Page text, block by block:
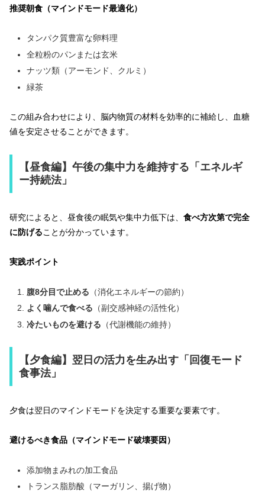
推奨朝食（マインドモード最適化）
タンパク質豊富な卵料理
全粒粉のパンまたは玄米
ナッツ類（アーモンド、クルミ）
緑茶
この組み合わせにより、脳内物質の材料を効率的に補給し、血糖
値を安定させることができます。
【昼食編】午後の集中力を維持する「エネルギ
ー持続法」
研究によると、昼食後の眠気や集中力低下は、 食べ方次第で完全
に防げることが分かっています。
実践ポイント
腹8分目で止める （消化エネルギーの節約）
よく噛んで食べる （副交感神経の活性化）
冷たいものを避ける （代謝機能の維持）
【夕食編】翌日の活力を生み出す「回復モード
食事法」
夕食は翌日のマインドモードを決定する重要な要素です。
避けるべき食品（マインドモード破壊要因）
添加物まみれの加工食品
トランス脂肪酸（マーガリン、揚げ物）